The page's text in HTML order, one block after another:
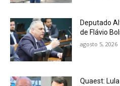
Deputado
de Flávio
agosto 5, 2026
Quaest: